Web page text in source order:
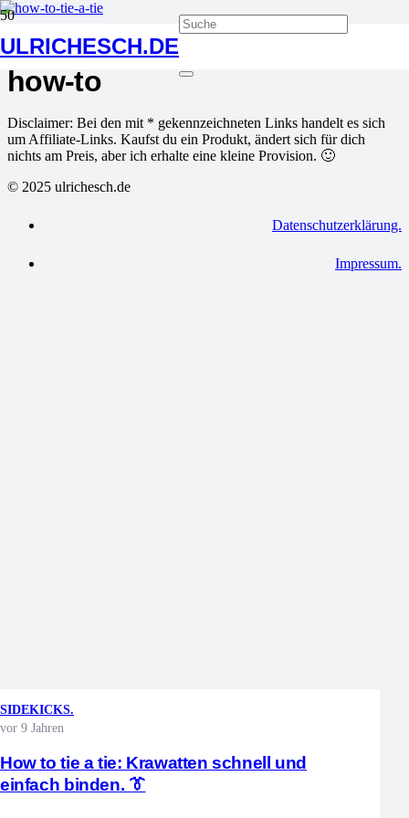
ULRICHESCH.DE
how-to
SIDEKICKS.
vor 9 Jahren
How to tie a tie: Krawatten schnell und
einfach binden. 👔
Disclaimer: Bei den mit * gekennzeichneten Links handelt es sich
um Affiliate-Links. Kaufst du ein Produkt, ändert sich für dich
nichts am Preis, aber ich erhalte eine kleine Provision. 🙂
© 2025 ulrichesch.de
Datenschutzerklärung.
Impressum.